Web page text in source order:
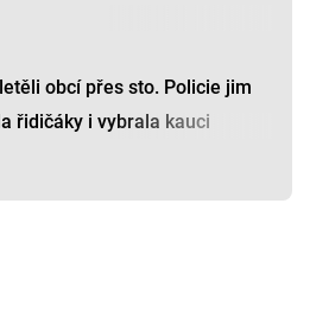
obcí přes sto. Policie jim
řidičáky i vybrala kauci